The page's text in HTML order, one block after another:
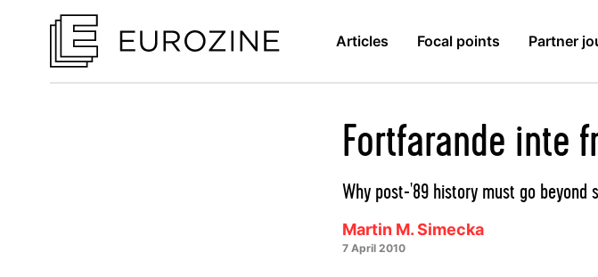
Articles Focal points Partner
Fortfarande inte
Why post-'89 history must go beyond
Martin M. Simecka
7 April 2010